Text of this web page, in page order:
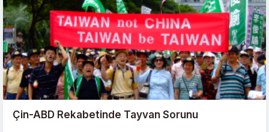
Çin-ABD Rekabetinde Tayvan Sorunu